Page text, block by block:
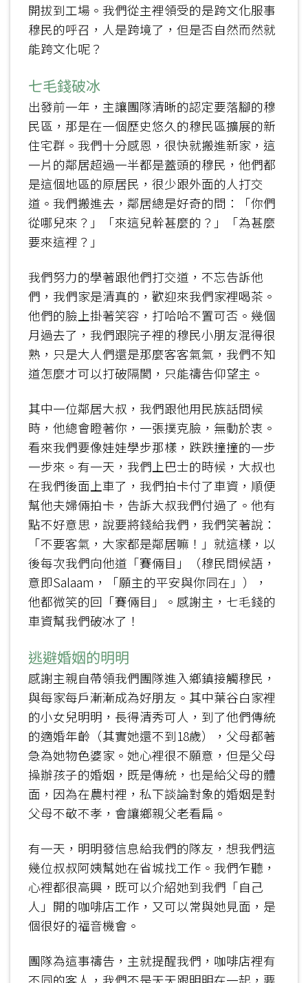
開拔到工場。我們從主裡領受的是跨文化服事
穆民的呼召，人是跨境了，但是否自然而然就
能跨文化呢？
七毛錢破冰
出發前一年，主讓團隊清晰的認定要落腳的穆
民區，那是在一個歷史悠久的穆民區擴展的新
住宅群。我們十分感恩，很快就搬進新家，這
一片的鄰居超過一半都是蓋頭的穆民，他們都
是這個地區的原居民，很少跟外面的人打交
道。我們搬進去，鄰居總是好奇的問：「你們
從哪兒來？」「來這兒幹甚麼的？」「為甚麼
要來這裡？」
我們努力的學著跟他們打交道，不忘告訴他
們，我們家是清真的，歡迎來我們家裡喝茶。
他們的臉上掛著笑容，打哈哈不置可否。幾個
月過去了，我們跟院子裡的穆民小朋友混得很
熟，只是大人們還是那麼客客氣氣，我們不知
道怎麼才可以打破隔閡，只能禱告仰望主。
其中一位鄰居大叔，我們跟他用民族話問候
時，他總會瞪著你，一張撲克臉，無動於衷。
看來我們要像娃娃學步那樣，跌跌撞撞的一步
一步來。有一天，我們上巴士的時候，大叔也
在我們後面上車了，我們拍卡付了車資，順便
幫他夫婦倆拍卡，告訴大叔我們付過了。他有
點不好意思，說要將錢給我們，我們笑著說：
「不要客氣，大家都是鄰居嘛！」就這樣，以
後每次我們向他道「賽倆目」（穆民問候語，
意即Salaam，「願主的平安與你同在」），
他都微笑的回「賽倆目」。感謝主，七毛錢的
車資幫我們破冰了！
逃避婚姻的明明
感謝主親自帶領我們團隊進入鄉鎮接觸穆民，
與每家每戶漸漸成為好朋友。其中葉谷白家裡
的小女兒明明，長得清秀可人，到了他們傳統
的適婚年齡（其實她還不到18歲），父母都著
急為她物色婆家。她心裡很不願意，但是父母
操辦孩子的婚姻，既是傳統，也是給父母的體
面，因為在農村裡，私下談論對象的婚姻是對
父母不敬不孝，會讓鄉親父老看扁。
有一天，明明發信息給我們的隊友，想我們這
幾位叔叔阿姨幫她在省城找工作。我們乍聽，
心裡都很高興，既可以介紹她到我們「自己
人」開的咖啡店工作，又可以常與她見面，是
個很好的福音機會。
團隊為這事禱告，主就提醒我們，咖啡店裡有